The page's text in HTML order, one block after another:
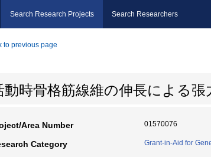
Search Research Projects Search Researchers
to previous page
動時骨格筋線維の伸長による
Area Number 01570076
Category Grant-in-Aid for